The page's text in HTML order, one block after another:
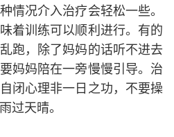
情况介入治疗会轻松一些。
着训练可以顺利进行。有的
跑，除了妈妈的话听不进去
妈妈陪在一旁慢慢引导。治
闭心理非一日之功，不要操
过天晴。